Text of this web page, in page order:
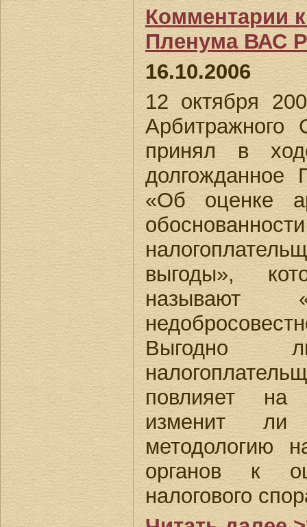
Комментарии
Пленума ВАС
16.10.2006
12 октября
принял в
«Об оценке
выгоды»,
называют
Выгодно
повлияет на
изменит
методологию
органов к
налогового